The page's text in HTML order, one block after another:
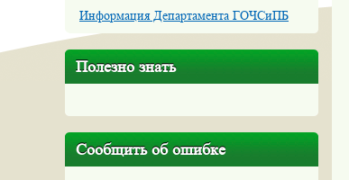
Информация Департамента ГОЧСиПБ
Полезно знать
Сообщить об ошибке